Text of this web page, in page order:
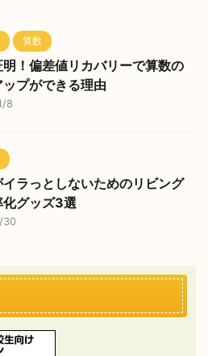
算数
！偏差値リカバリーで算数の
プができる理由
8
ラっとしないためのリビング
グッズ3選
30